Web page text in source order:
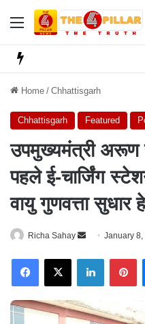
Menu
Home / Chhattisgarh
Chhattisgarh Featured
उपमुख्यमंत्री अरूण
पहले ई-चार्जिंग
वायु गुणवत्ता
Richa Sahay
n
d
n
January 8,
X